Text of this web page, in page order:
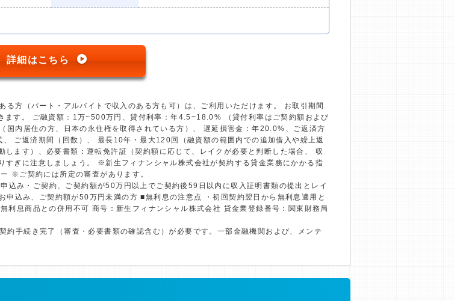
詳細はこちら
方（パート・アルバイトで収入のある方も可）は、ご利用いただけます。 お取引期間
ます。 ご融資額：1万~500万円、貸付利率：年4.5~18.0% （貸付利率はご契約額および
内居住の方、日本の永住権を取得されている方）、 遅延損害金：年20.0%、ご返済方
ご返済期間（回数）、 最長10年・最大120回（融資額の範囲内での追加借入や繰上返
ます）、必要書類：運転免許証（契約額に応じて、レイクが必要と判断した場合、 収
ぎに注意しましょう。 ※新生フィナンシャル株式会社が契約する貸金業務にかかる指
※ご契約には所定の審査があります。
み・ご契約、ご契約額が50万円以上でご契約後59日以内に収入証明書類の提出とレイ
込み、ご契約額が50万円未満の方 ■無利息の注意点 ・初回契約翌日から無利息適用と
利息商品との併用不可 商号：新生フィナンシャル株式会社 貸金業登録番号：関東財務局
手続き完了（審査・必要書類の確認含む）が必要です。一部金融機関および、メンテ